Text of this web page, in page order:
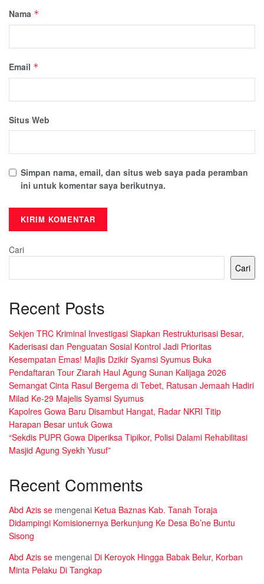
Nama *
Email *
Situs Web
Simpan nama, email, dan situs web saya pada peramban
ini untuk komentar saya berikutnya.
Cari
Cari
Recent Posts
Sekjen TRC Kriminal Investigasi Siapkan Restrukturisasi Besar,
Kaderisasi dan Penguatan Sosial Kontrol Jadi Prioritas
Kesempatan Emas! Majlis Dzikir Syamsi Syumus Buka
Pendaftaran Tour Ziarah Haul Agung Sunan Kalijaga 2026
Semangat Cinta Rasul Bergema di Tebet, Ratusan Jemaah Hadiri
Milad Ke-29 Majelis Syamsi Syumus
Kapolres Gowa Baru Disambut Hangat, Radar NKRI Titip
Harapan Besar untuk Gowa
“Sekdis PUPR Gowa Diperiksa Tipikor, Polisi Dalami Rehabilitasi
Masjid Agung Syekh Yusuf”
Recent Comments
Abd Azis se mengenai Ketua Baznas Kab. Tanah Toraja
Didampingi Komisionernya Berkunjung Ke Desa Bo’ne Buntu
Sisong
Abd Azis se mengenai Di Keroyok Hingga Babak Belur, Korban
Minta Pelaku Di Tangkap